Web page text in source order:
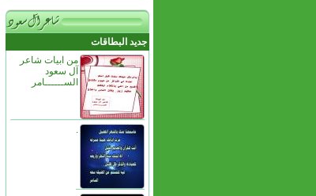
جديد البطاقات
من ابيات شاعر
آل سعود
الســــــامر
.